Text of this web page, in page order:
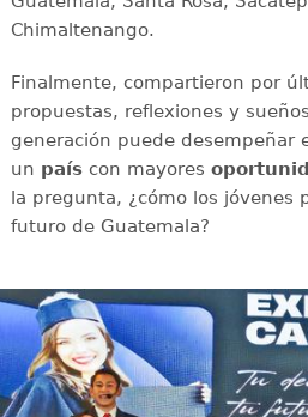
Chimaltenango.
Finalmente, compartieron por
propuestas, reflexiones y
generación puede desempeñar
un paíscon mayores
la pregunta, ¿cómo los jóvenes
futuro de Guatemala?